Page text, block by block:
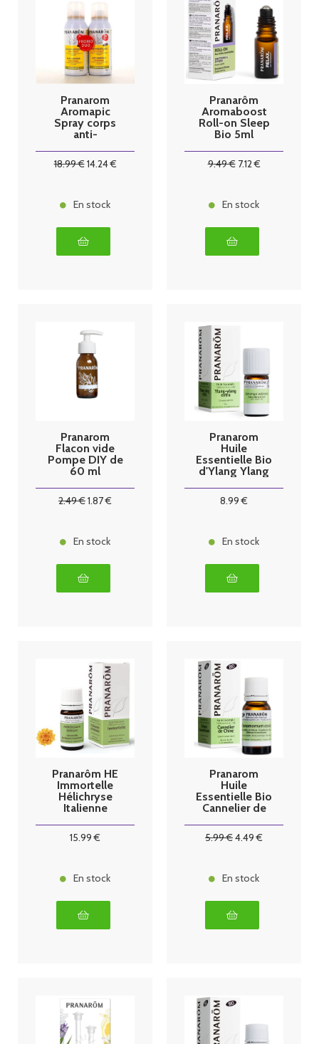
Pranarom
Aromapic
Spray corps
anti-
2x75ml
18.99€14.24€
En stock
Pranarôm
Aromaboost
Roll-on Sleep
Bio 5ml
9.49€ 7.12€
En stock
Pranarom
Flacon vide
Pompe DIY de
60 ml
2.49€1.87€
En stock
Pranarom
Huile
Essentielle Bio
d'Ylang Ylang
8.99 €
En stock
Pranarôm HE
Immortelle
Hélichryse
Italienne
15.99 €
En stock
Pranarom
Huile
Essentielle Bio
Cannelier de
5.99€4.49 €
En stock